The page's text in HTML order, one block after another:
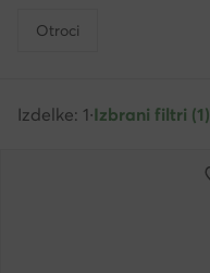
Otroci
Izdelke: 1·Izbrani filtri (1)